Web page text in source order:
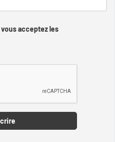
acceptez les